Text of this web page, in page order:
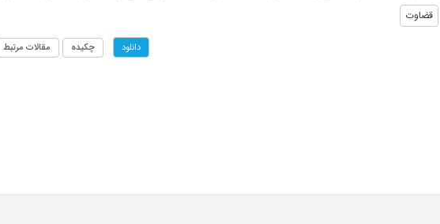
قضاوت
دانلود چکیده مقالات مرتبط